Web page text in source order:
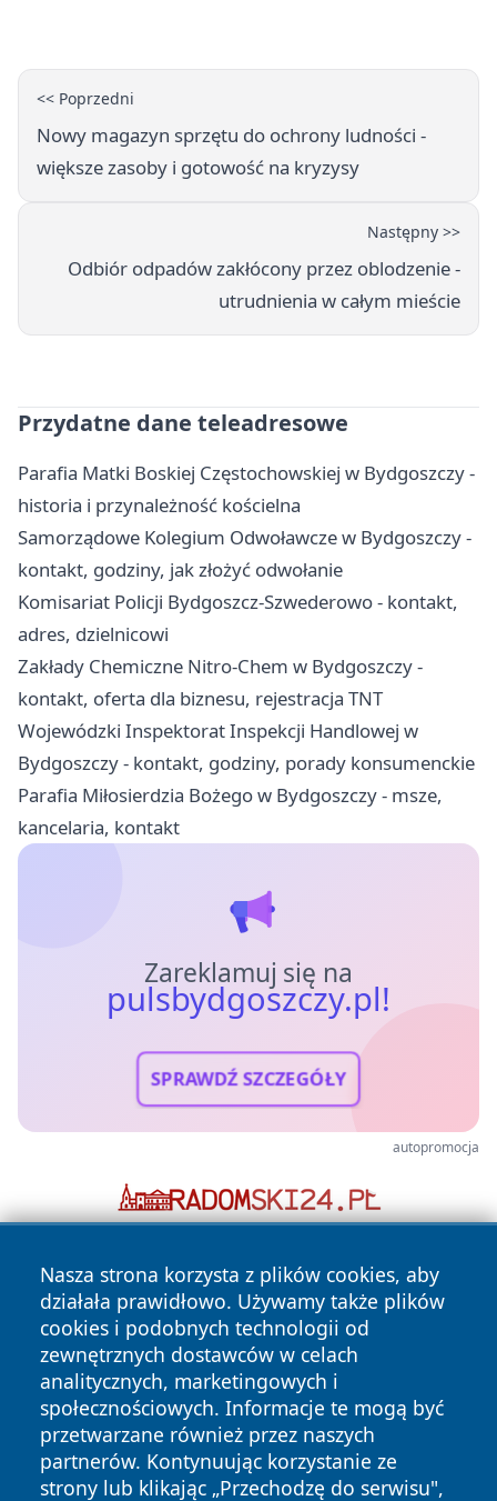
<< Poprzedni
Nowy magazyn sprzętu do ochrony ludności -
większe zasoby i gotowość na kryzysy
Następny >>
Odbiór odpadów zakłócony przez oblodzenie -
utrudnienia w całym mieście
Przydatne dane teleadresowe
Parafia Matki Boskiej Częstochowskiej w Bydgoszczy -
historia i przynależność kościelna
Samorządowe Kolegium Odwoławcze w Bydgoszczy -
kontakt, godziny, jak złożyć odwołanie
Komisariat Policji Bydgoszcz-Szwederowo - kontakt,
adres, dzielnicowi
Zakłady Chemiczne Nitro-Chem w Bydgoszczy -
kontakt, oferta dla biznesu, rejestracja TNT
Wojewódzki Inspektorat Inspekcji Handlowej w
Bydgoszczy - kontakt, godziny, porady konsumenckie
Parafia Miłosierdzia Bożego w Bydgoszczy - msze,
kancelaria, kontakt
Zareklamuj się na
pulsbydgoszczy.pl!
SPRAWDŹ SZCZEGÓŁY
autopromocja
Nasza strona korzysta z plików cookies, aby
działała prawidłowo. Używamy także plików
cookies i podobnych technologii od
zewnętrznych dostawców w celach
analitycznych, marketingowych i
społecznościowych. Informacje te mogą być
przetwarzane również przez naszych
partnerów. Kontynuując korzystanie ze
strony lub klikając „Przechodzę do serwisu",
Copyright © 2026 pulsbydgoszczy.pl Wszystkie prawa
zastrzeżone.
Polityka Polityka